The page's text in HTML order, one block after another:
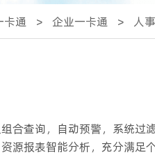
卡通 > 企业一卡通 > 人
合查询，自动预警，系统过
源报表智能分析，充分满足